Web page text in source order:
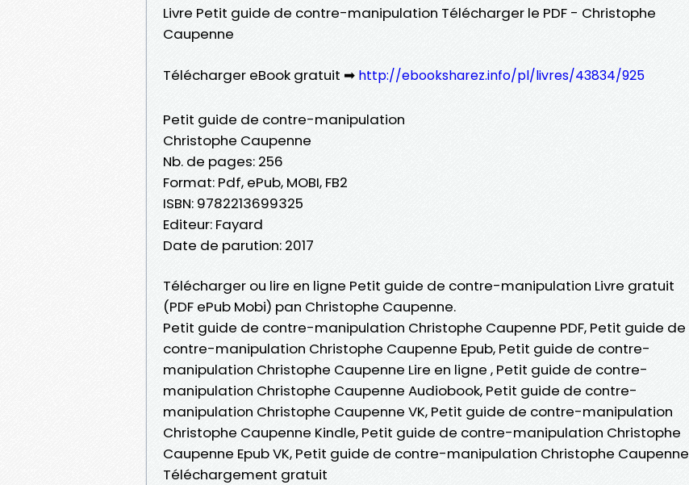
Livre Petit guide de contre-manipulation Télécharger le PDF - Christophe
Caupenne
Télécharger eBook gratuit ➡ http://ebooksharez.info/pl/livres/43834/925
Petit guide de contre-manipulation
Christophe Caupenne
Nb. de pages: 256
Format: Pdf, ePub, MOBI, FB2
ISBN: 9782213699325
Editeur: Fayard
Date de parution: 2017
Télécharger ou lire en ligne Petit guide de contre-manipulation Livre gratuit
(PDF ePub Mobi) pan Christophe Caupenne.
Petit guide de contre-manipulation Christophe Caupenne PDF, Petit guide de
contre-manipulation Christophe Caupenne Epub, Petit guide de contre-
manipulation Christophe Caupenne Lire en ligne , Petit guide de contre-
manipulation Christophe Caupenne Audiobook, Petit guide de contre-
manipulation Christophe Caupenne VK, Petit guide de contre-manipulation
Christophe Caupenne Kindle, Petit guide de contre-manipulation Christophe
Caupenne Epub VK, Petit guide de contre-manipulation Christophe Caupenne
Téléchargement gratuit